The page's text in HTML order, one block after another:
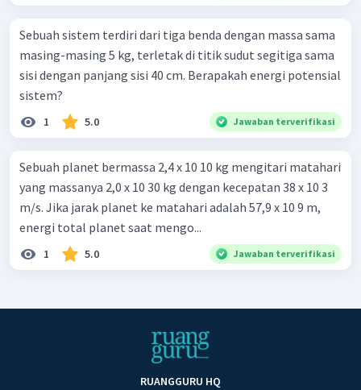
Sebuah sistem terdiri dari tiga benda dengan massa sama
masing-masing 5 kg, terletak di titik sudut segitiga sama
sisi dengan panjang sisi 40 cm. Berapakah energi potensial
sistem?
1 5.0 Jawaban terverifikasi
Sebuah planet bermassa 2,4 x 10 10 kg mengitari matahari
yang massanya 2,0 x 10 30 kg dengan kecepatan 38 x 10 3
m/s. Jika jarak planet ke matahari adalah 57,9 x 10 9 m,
energi total planet saat mengo...
1 5.0 Jawaban terverifikasi
RUANGGURU HQ